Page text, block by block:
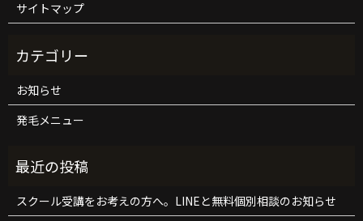
サイトマップ
お知らせ
発毛メニュー
スクール受講をお考えの方へ。LINEと無料個別相談のお知らせ